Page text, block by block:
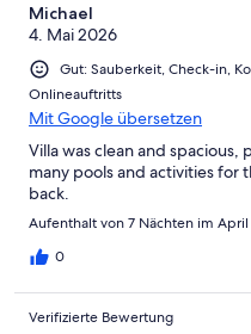
Michael
4. Mai 2026
Gut: Sauberkeit, Check-in,
Onlineauftritts
Mit Google übersetzen
Villa was clean and
many pools and activities
back.
Aufenthalt von 7 Nächten im
0
Verifizierte Bewertung